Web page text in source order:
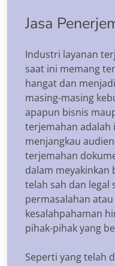
Jasa
Industri layanan
saat ini memang
hangat dan
masing-masing
apapun bisnis
terjemahan
menjangkau
terjemahan
dalam
telah sah dan legal
permasalahan
kesalahpahaman
pihak-pihak yang
Seperti yang telah